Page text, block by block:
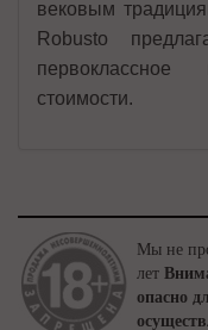
вековым
Robusto
стоимости.
Мы не
лет
опасно